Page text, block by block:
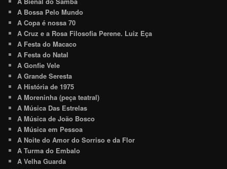
A Bossa Pelo Mundo
A Copa é nossa 70
A Cruz e a Rosa Filosofia Perene. Luiz Eça
A Festa do Macaco
A Festa do Natal
A Gonfie Vele
A Grande Seresta
A História de 1975
A Moreninha (peça teatral)
A Música Das Estrelas
A Música de João Bosco
A Música em Pessoa
A Noite do Amor do Sorriso e da Flor
A Turma do Embalo
A Velha Guarda